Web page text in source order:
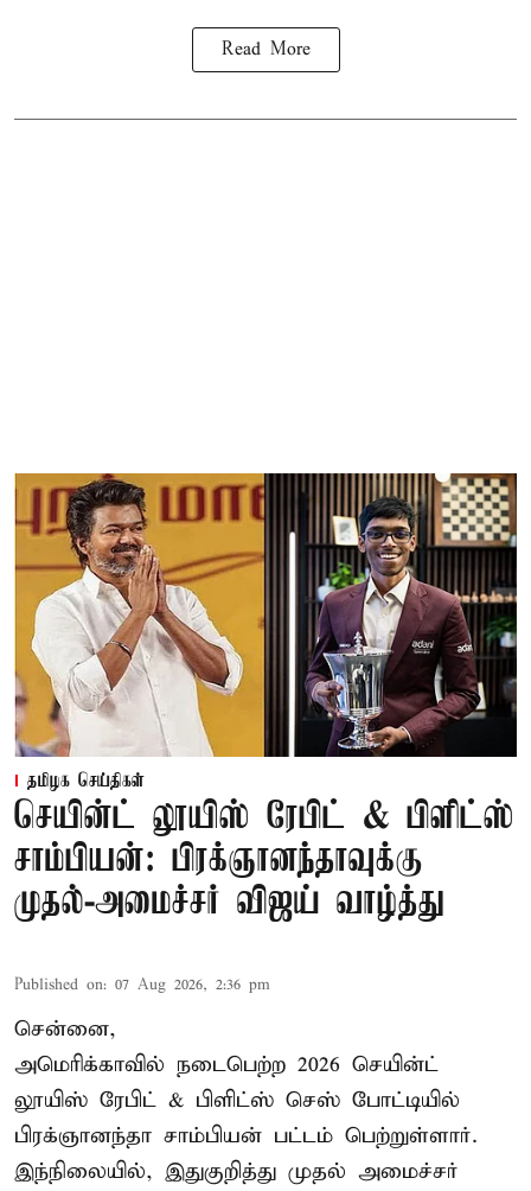
Read More
தமிழக செய்திகள்
செயின்ட் லூயிஸ் ரேபிட் & பிளிட்ஸ்
சாம்பியன்: பிரக்ஞானந்தாவுக்கு
முதல்-அமைச்சர் விஜய் வாழ்த்து
Published on: 07 Aug 2026, 2:36 pm
சென்னை,
அமெரிக்காவில் நடைபெற்ற 2026 செயின்ட்
லூயிஸ் ரேபிட் & பிளிட்ஸ் செஸ் போட்டியில்
பிரக்ஞானந்தா சாம்பியன் பட்டம் பெற்றுள்ளார்.
இந்நிலையில், இதுகுறித்து முதல் அமைச்சர்